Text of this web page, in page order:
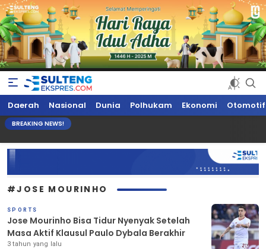
Sultengekspres.com
Berita Seputar Sulteng Hari Ini, Update Terkini, Suaranya Rakyat
Sulteng
Daerah Nasional Dunia Polhukam Ekonomi Otomotif
BREAKING NEWS!
#JOSE MOURINHO
SPORTS
Jose Mourinho Bisa Tidur Nyenyak Setelah
Masa Aktif Klausul Paulo Dybala Berakhir
3 tahun yang lalu